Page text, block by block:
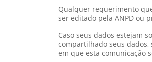
Qualquer requerimento
ser editado pela ANPD ou
Caso seus dados estejam
compartilhado seus dados,
em que esta comunicação